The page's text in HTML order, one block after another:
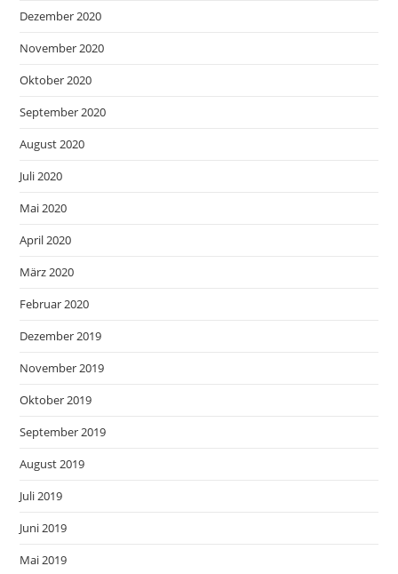
Dezember 2020
November 2020
Oktober 2020
September 2020
August 2020
Juli 2020
Mai 2020
April 2020
März 2020
Februar 2020
Dezember 2019
November 2019
Oktober 2019
September 2019
August 2019
Juli 2019
Juni 2019
Mai 2019